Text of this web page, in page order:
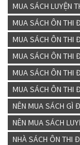
MUA SÁCH LUYỆN
MUA SÁCH ÔN THI
MUA SÁCH ÔN THI
MUA SÁCH ÔN THI
MUA SÁCH ÔN THI
MUA SÁCH ÔN THI
NÊN MUA SÁCH GÌ
NÊN MUA SÁCH
NHÀ SÁCH ÔN THI